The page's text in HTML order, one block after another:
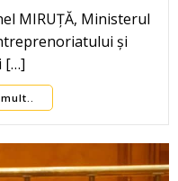
MIRUȚĂ, Ministerul
și
[…]